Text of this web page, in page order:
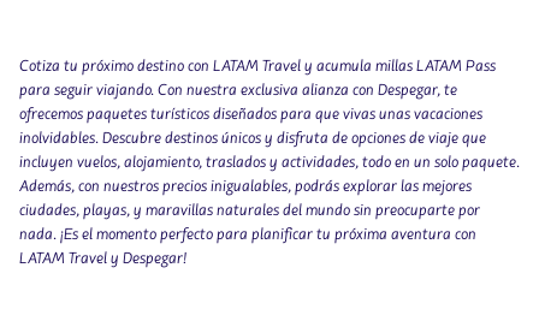
Cotiza tu próximo destino con LATAM Travel y acumula millas LATAM Pass
para seguir viajando. Con nuestra exclusiva alianza con Despegar, te
ofrecemos paquetes turísticos diseñados para que vivas unas vacaciones
inolvidables. Descubre destinos únicos y disfruta de opciones de viaje que
incluyen vuelos, alojamiento, traslados y actividades, todo en un solo paquete.
Además, con nuestros precios inigualables, podrás explorar las mejores
ciudades, playas, y maravillas naturales del mundo sin preocuparte por
nada. ¡Es el momento perfecto para planificar tu próxima aventura con
LATAM Travel y Despegar!